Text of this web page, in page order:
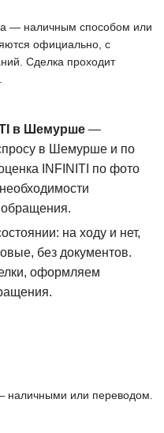
— наличным способом или
официально, с
Сделка проходит
в Шемурше—
в Шемурше и по
INFINITI по фото
обращения.
на ходу и нет,
без документов.
оформляем
наличными или переводом.